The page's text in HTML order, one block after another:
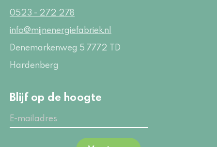
0523 - 272 278
info@mijnenergiefabriek.nl
Denemarkenweg 5 7772 TD
Hardenberg
Blijf op de hoogte